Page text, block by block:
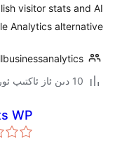
visitor stats and AI
Analytics alternative.
10 دىن ئاز ئاكتىپ ئورنىتىش
WP